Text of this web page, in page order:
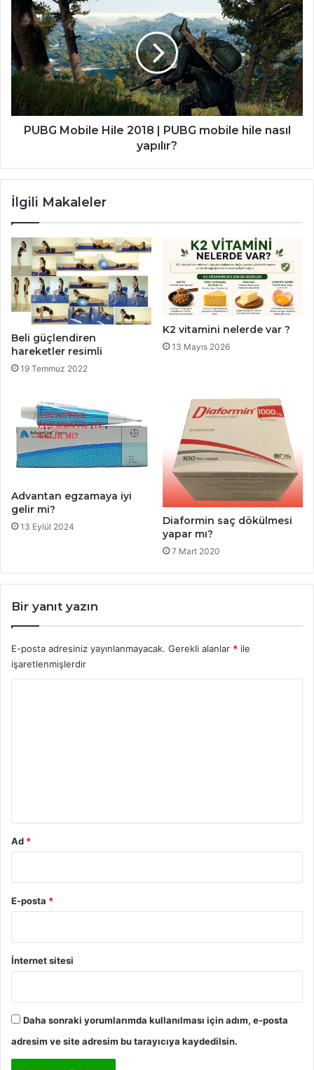
Mobile
Hile
2018
|
PUBG
mobile
hile
nasıl
yapılır?
PUBG Mobile Hile 2018 | PUBG mobile hile nasıl
yapılır?
İlgili Makaleler
Beli güçlendiren
hareketler resimli
19 Temmuz 2022
K2 vitamini nelerde var ?
13 Mayıs 2026
Advantan egzamaya iyi
gelir mi?
13 Eylül 2024
Diaformin saç dökülmesi
yapar mı?
7 Mart 2020
Bir yanıt yazın
E-posta adresiniz yayınlanmayacak. Gerekli alanlar * ile
işaretlenmişlerdir
Ad *
E-posta *
İnternet sitesi
Daha sonraki yorumlarımda kullanılması için adım, e-posta
adresim ve site adresim bu tarayıcıya kaydedilsin.